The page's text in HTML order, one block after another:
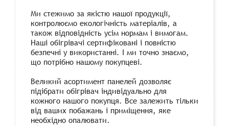
Ми стежимо за якістю нашої продукції,
контролюємо екологічність матеріалів, а
також відповідність усім нормам і вимогам.
Наші обігрівачі сертифіковані і повністю
безпечні у використанні. І ми точно знаємо,
що потрібно нашому покупцеві.
Великий асортимент панелей дозволяє
підібрати обігрівач індивідуально для
кожного нашого покупця. Все залежить тільки
від ваших побажань і приміщення, яке
необхідно опалювати.